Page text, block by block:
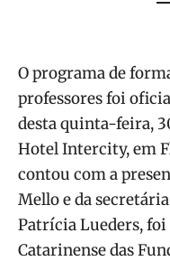
O programa de
professores foi
desta quinta-feira,
Hotel Intercity, em
contou com a
Mello e da
Patrícia Lueders,
Catarinense das